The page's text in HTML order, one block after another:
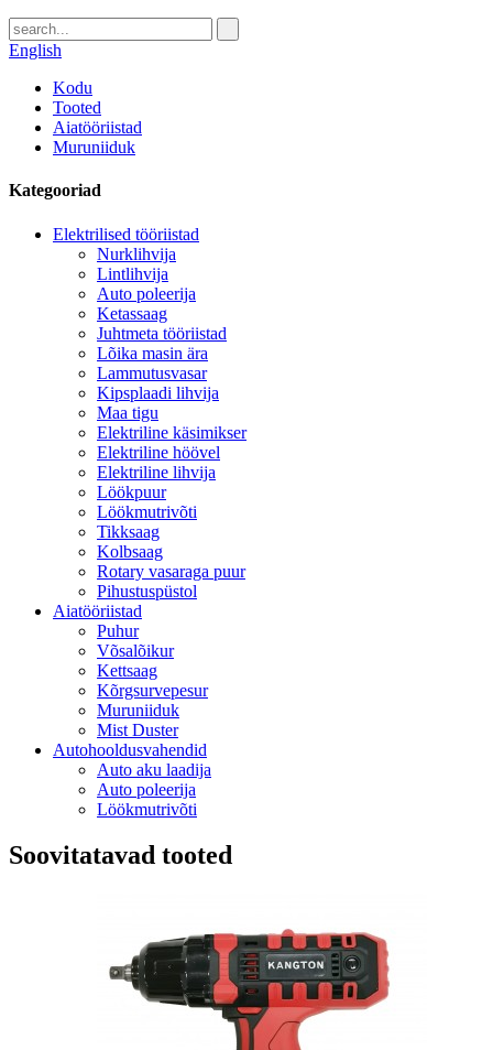
English
Kodu
Tooted
Aiatööriistad
Muruniiduk
Kategooriad
Elektrilised tööriistad
Nurklihvija
Lintlihvija
Auto poleerija
Ketassaag
Juhtmeta tööriistad
Lõika masin ära
Lammutusvasar
Kipsplaadi lihvija
Maa tigu
Elektriline käsimikser
Elektriline höövel
Elektriline lihvija
Löökpuur
Löökmutrivõti
Tikksaag
Kolbsaag
Rotary vasaraga puur
Pihustuspüstol
Aiatööriistad
Puhur
Võsalõikur
Kettsaag
Kõrgsurvepesur
Muruniiduk
Mist Duster
Autohooldusvahendid
Auto aku laadija
Auto poleerija
Löökmutrivõti
Soovitatavad tooted